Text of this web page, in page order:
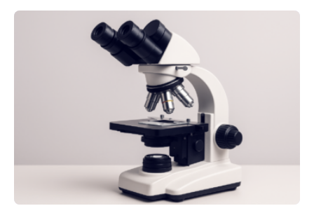
Schlaganfall“ mit Sitz in Würzburg fördert die
Schlaganfallforschung, um die Behandlung der
Betroffenen zu verbessern. Dazu schreibt sie auch in
diesem Jahr wieder deutschlandweit den Hentschel-
Preis aus. Er richtet sich gezielt an jüngere
Forscherinnen und Forscher unter 40 Jahren. Geehrt
werden soll eine herausragende Doktorarbeit oder eine
hochrangige wissenschaftliche Publikation zum Thema